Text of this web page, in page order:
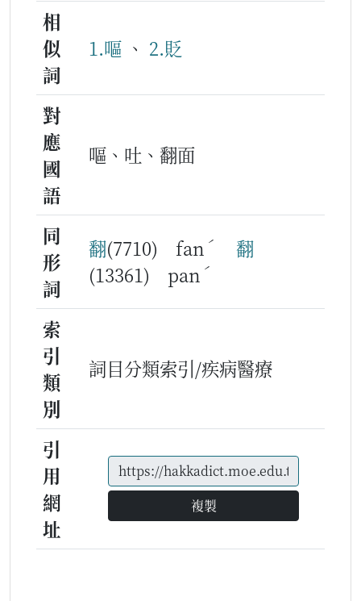
相
似
詞
1.嘔 、 2.貶
對
應
國
語
嘔、吐、翻面
同
形
詞
翻(7710) fan ˊ
翻
(13361) pan ˊ
索
引
類
別
詞目分類索引/疾病醫療
引
用
網
址
複製